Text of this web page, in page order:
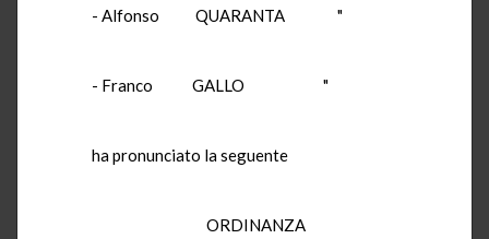
- Alfonso QUARANTA "
- Franco GALLO "
ha pronunciato la seguente
ORDINANZA